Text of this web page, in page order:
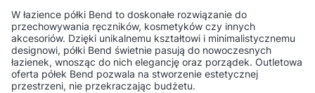
W łazience półki Bend to doskonałe rozwiązanie do
przechowywania ręczników, kosmetyków czy innych
akcesoriów. Dzięki unikalnemu kształtowi i minimalistycznemu
designowi, półki Bend świetnie pasują do nowoczesnych
łazienek, wnosząc do nich elegancję oraz porządek. Outletowa
oferta półek Bend pozwala na stworzenie estetycznej
przestrzeni, nie przekraczając budżetu.